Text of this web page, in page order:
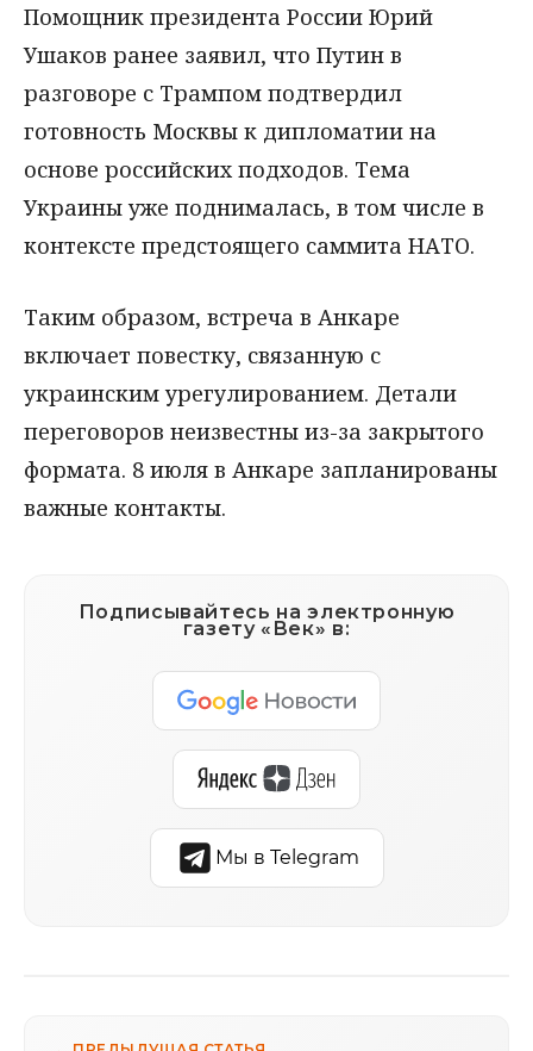
Помощник президента России Юрий
Ушаков ранее заявил, что Путин в
разговоре с Трампом подтвердил
готовность Москвы к дипломатии на
основе российских подходов. Тема
Украины уже поднималась, в том числе в
контексте предстоящего саммита НАТО.
Таким образом, встреча в Анкаре
включает повестку, связанную с
украинским урегулированием. Детали
переговоров неизвестны из-за закрытого
формата. 8 июля в Анкаре запланированы
важные контакты.
Подписывайтесь на электронную
газету «Век» в:
Мы в Telegram